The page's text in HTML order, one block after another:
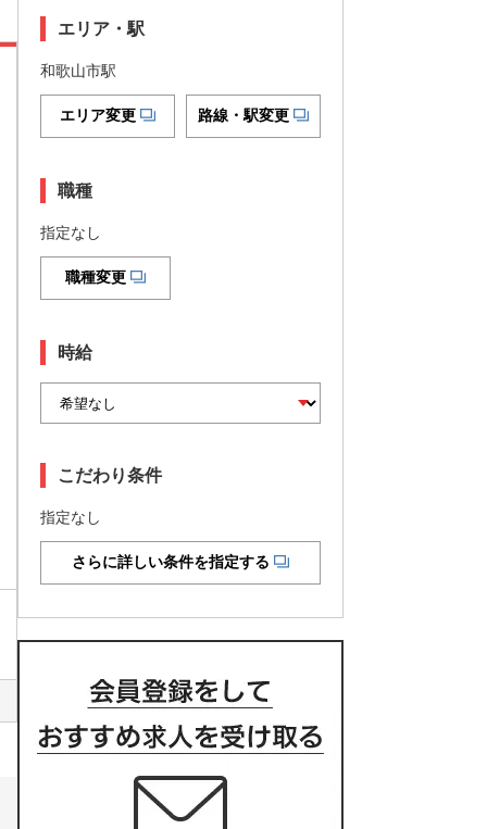
エリア・駅
和歌山市駅
エリア変更 路線・駅変更
職種
指定なし
職種変更
時給
こだわり条件
指定なし
さらに詳しい条件を指定する